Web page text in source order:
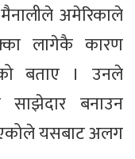
अमेरिकाले
लागेकै कारण
बताए । उनले
साझेदार बनाउन
यसबाट अलग